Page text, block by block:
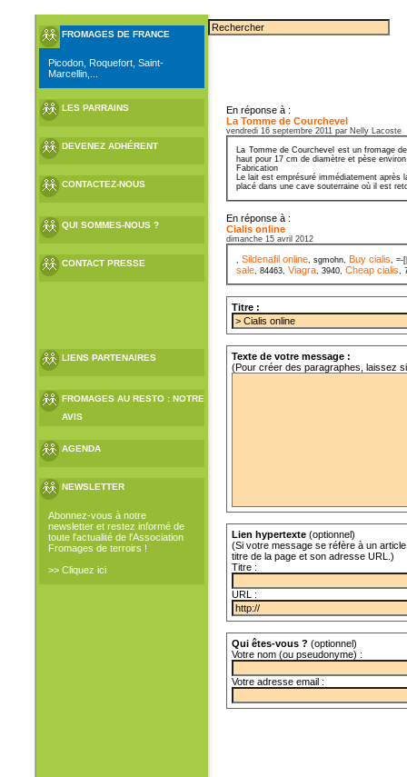
FROMAGES DE FRANCE
Picodon, Roquefort, Saint-
Marcellin,...
LES PARRAINS
DEVENEZ ADHÉRENT
CONTACTEZ-NOUS
QUI SOMMES-NOUS ?
CONTACT PRESSE
LIENS PARTENAIRES
FROMAGES AU RESTO : NOTRE
AVIS
AGENDA
NEWSLETTER
Abonnez-vous à notre
newsletter et restez informé de
toute l'actualité de l'Association
Fromages de terroirs !
>> Cliquez ici
En réponse à :
La Tomme de Courchevel
vendredi 16 septembre 2011 par Nelly Lacoste
La Tomme de Courchevel est un fromage
haut pour 17 cm de diamètre et pèse
Fabrication
Le lait est emprésuré immédiatement
placé dans une cave souterraine où il est
En réponse à :
Cialis online
dimanche 15 avril 2012
,Sildenafil online, sgmohn, Buy cialis,
sale, 84463,Viagra, 3940,Cheap cialis,
Titre :
Texte de votre message :
(Pour créer des paragraphes, laissez
Lien hypertexte (optionnel)
(Si votre message se réfère à un
titre de la page et son adresse URL.)
Titre :
URL :
Qui êtes-vous ? (optionnel)
Votre nom (ou pseudonyme) :
Votre adresse email :